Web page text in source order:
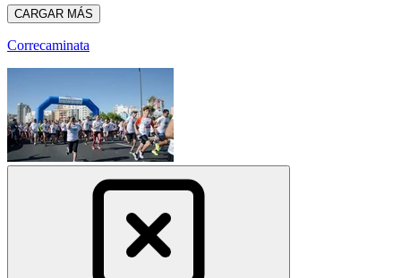
CARGAR MÁS
Correcaminata